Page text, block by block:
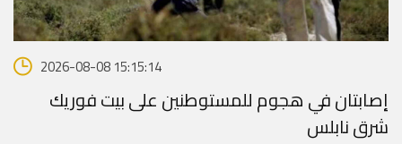
2026-08-08 15:15:14
إصابتان في هجوم للمستوطنين على بيت فوريك
شرق نابلس